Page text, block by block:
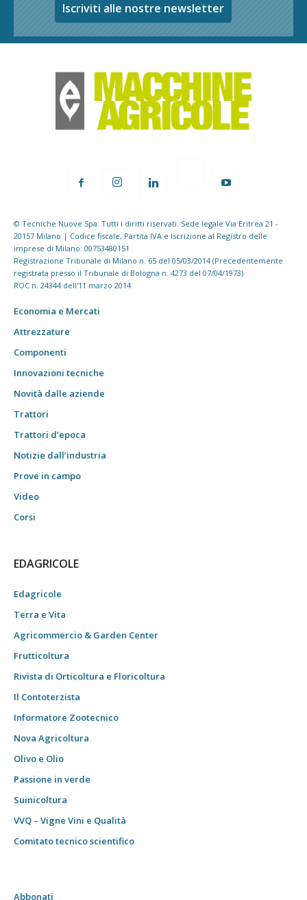
Iscriviti alle nostre newsletter
© Tecniche Nuove Spa. Tutti i diritti riservati. Sede legale Via Eritrea 21 -
20157 Milano | Codice fiscale, Partita IVA e Iscrizione al Registro delle
imprese di Milano: 00753480151
Registrazione Tribunale di Milano n. 65 del 05/03/2014 (Precedentemente
registrata presso il Tribunale di Bologna n. 4273 del 07/04/1973)
ROC n. 24344 dell'11 marzo 2014
Economia e Mercati
Attrezzature
Componenti
Innovazioni tecniche
Novità dalle aziende
Trattori
Trattori d’epoca
Notizie dall’industria
Prove in campo
Video
Corsi
EDAGRICOLE
Edagricole
Terra e Vita
Agricommercio & Garden Center
Frutticoltura
Rivista di Orticoltura e Floricoltura
Il Contoterzista
Informatore Zootecnico
Nova Agricoltura
Olivo e Olio
Passione in verde
Suinicoltura
VVQ – Vigne Vini e Qualità
Comitato tecnico scientifico
Abbonati